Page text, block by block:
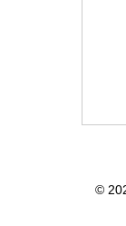
©